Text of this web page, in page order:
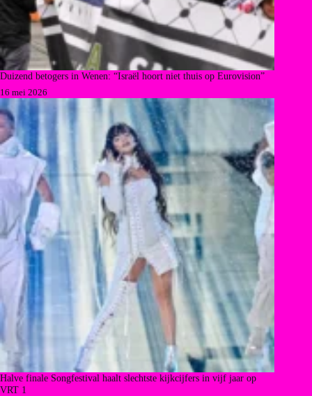
Duizend betogers in Wenen: “Israël hoort niet thuis op Eurovision”
16 mei 2026
Halve finale Songfestival haalt slechtste kijkcijfers in vijf jaar op
VRT 1